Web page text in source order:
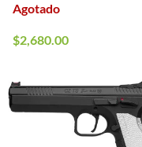
Agotado
$2,680.00